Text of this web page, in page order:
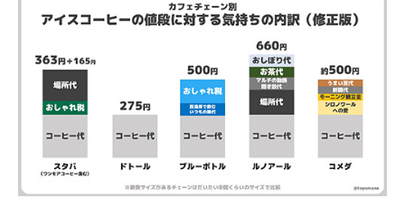
経営リーダーのコミュニティ
マーケ×ITの今がよく分かる
ITエンジニア向け専門サイト
企業向けIT製品の総合サイト